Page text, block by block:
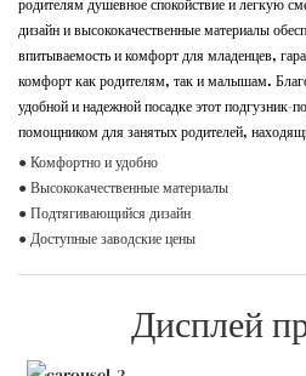
родителям душевное спокойствие и легкую
дизайн и высококачественные материалы
впитываемость и комфорт для младенцев,
комфорт как родителям, так и малышам.
удобной и надежной посадке этот подгузник-
помощником для занятых родителей,
● Комфортно и удобно
● Высококачественные материалы
● Подтягивающийся дизайн
● Доступные заводские цены
Дисплей